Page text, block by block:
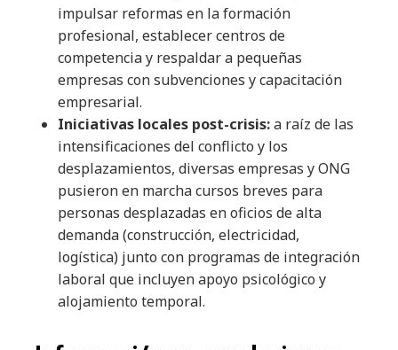
impulsar reformas en la formación
profesional, establecer centros de
competencia y respaldar a pequeñas
empresas con subvenciones y capacitación
empresarial.
Iniciativas locales post-crisis:a raíz de las
intensificaciones del conflicto y los
desplazamientos, diversas empresas y ONG
pusieron en marcha cursos breves para
personas desplazadas en oficios de alta
demanda (construcción, electricidad,
logística) junto con programas de integración
laboral que incluyen apoyo psicológico y
alojamiento temporal.